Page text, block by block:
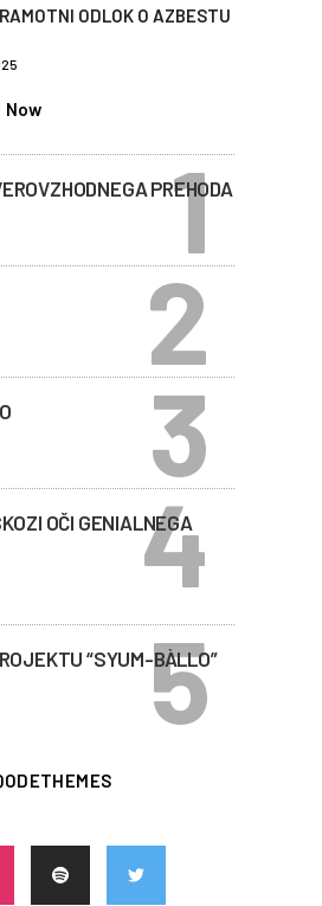
ODLOK O AZBESTU
PREHODA
OČI GENIALNEGA
“SYUM-BÀLLO”